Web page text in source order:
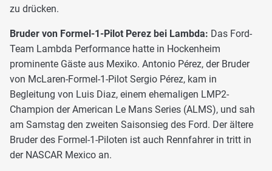
zu drücken.
Bruder von Formel-1-Pilot Perez bei Lambda: Das Ford-
Team Lambda Performance hatte in Hockenheim
prominente Gäste aus Mexiko. Antonio Pérez, der Bruder
von McLaren-Formel-1-Pilot Sergio Pérez, kam in
Begleitung von Luis Diaz, einem ehemaligen LMP2-
Champion der American Le Mans Series (ALMS), und sah
am Samstag den zweiten Saisonsieg des Ford. Der ältere
Bruder des Formel-1-Piloten ist auch Rennfahrer in tritt in
der NASCAR Mexico an.